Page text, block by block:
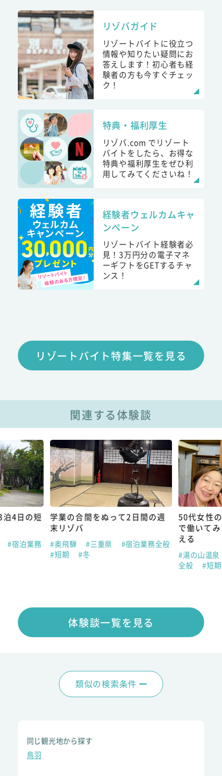
リゾバガイド
リゾートバイトに役立つ
情報や知りたい疑問にお
答えします！初心者も経
験者の方も今すぐチェッ
ク！
特典・福利厚生
リゾバ.com でリゾート
バイトをしたら、お得な
特典や福利厚生をぜひ利
用してみてくださいね！
経験者ウェルカムキャ
ンペーン
リゾートバイト経験者必
見！3万円分の電子マネ
ーギフトをGETするチャ
ンス！
リゾートバイト特集一覧を見る
関連する体験談
4日の短
#宿泊業務
学業の合間をぬって2日間の週
末リゾバ
#奥飛騨 #三重県
#宿泊業務全般
#短期
#冬
50代女性
で働いて
える
#湯の山温泉
全般
#短
体験談一覧を見る
類似の検索条件
同じ観光地から探す
鳥羽